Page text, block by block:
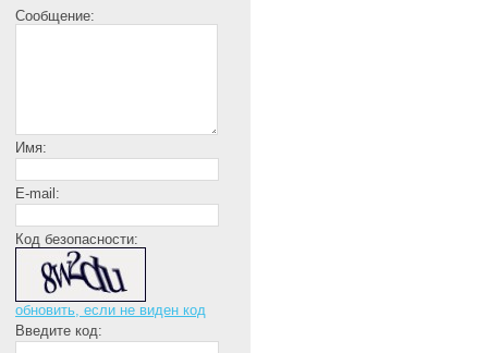
Сообщение:
Имя:
E-mail:
Код безопасности:
обновить, если не виден код
Введите код: